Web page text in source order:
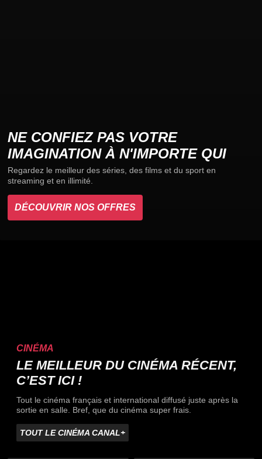
NE CONFIEZ PAS VOTRE
IMAGINATION À N'IMPORTE QUI
Regardez le meilleur des séries, des films et du sport en
streaming et en illimité.
DÉCOUVRIR NOS OFFRES
CINÉMA
LE MEILLEUR DU CINÉMA RÉCENT,
C’EST ICI !
Tout le cinéma français et international diffusé juste après la
sortie en salle. Bref, que du cinéma super frais.
TOUT LE CINÉMA CANAL+